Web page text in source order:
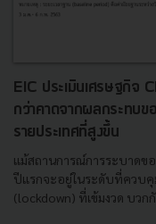
EIC ประเมินเศรษฐกิจ
กว่าคาดจากผลกระทบข
รายประเทศที่สูงขึ้น
แม้สถานการณ์การระบาดขอ
ปีแรกจะอยู่ในระดับที่ควบคุ
(lockdown) ที่เข้มงวด บวก